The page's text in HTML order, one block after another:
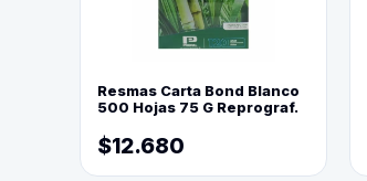
Resmas Carta Bond Blanco
500 Hojas 75 G Reprograf.
$12.680